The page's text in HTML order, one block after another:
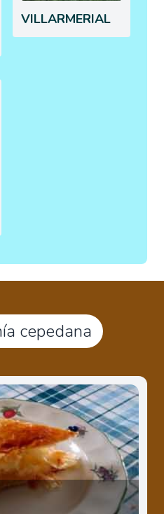
VILLARMERIAL
cepedana